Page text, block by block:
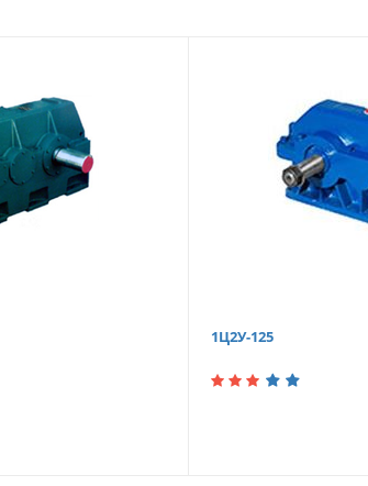
1Ц2У-125